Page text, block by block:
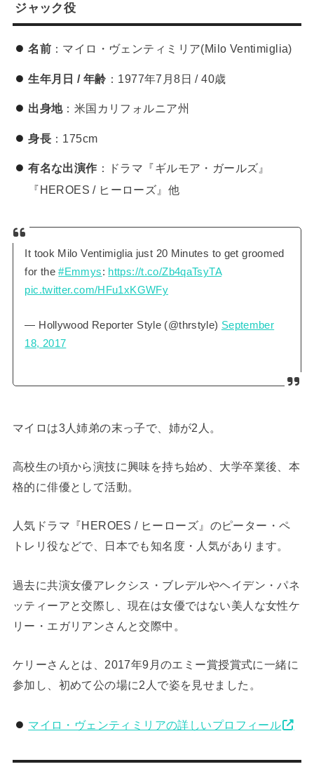
ジャック役
名前：マイロ・ヴェンティミリア(Milo Ventimiglia)
生年月日 / 年齢 ：1977年7月8日 / 40歳
出身地：米国カリフォルニア州
身長：175cm
有名な出演作 ：ドラマ『ギルモア・ガールズ』
『HEROES / ヒーローズ』他
It took Milo Ventimiglia just 20 Minutes to get groomed
for the#Emmys: https://t.co/Zb4qaTsyTA
pic.twitter.com/HFu1xKGWFy
— Hollywood Reporter Style (@thrstyle) September
18, 2017
マイロは3人姉弟の末っ子で、姉が2人。
高校生の頃から演技に興味を持ち始め、大学卒業後、本
格的に俳優として活動。
人気ドラマ『HEROES / ヒーローズ』のピーター・ペ
トレリ役などで、日本でも知名度・人気があります。
過去に共演女優アレクシス・ブレデルやヘイデン・パネ
ッティーアと交際し、現在は女優ではない美人な女性ケ
リー・エガリアンさんと交際中。
ケリーさんとは、2017年9月のエミー賞授賞式に一緒に
参加し、初めて公の場に2人で姿を見せました。
マイロ・ヴェンティミリアの詳しいプロフィール